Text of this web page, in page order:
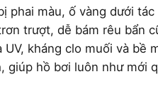
phai màu, ố vàng dưới
trượt, dễ bám rêu bẩn
UV, kháng clo muối và
giúp hồ bơi luôn như mới